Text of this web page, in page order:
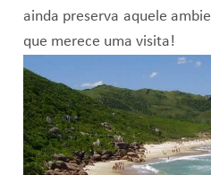
ainda preserva aquele
que merece uma visita!